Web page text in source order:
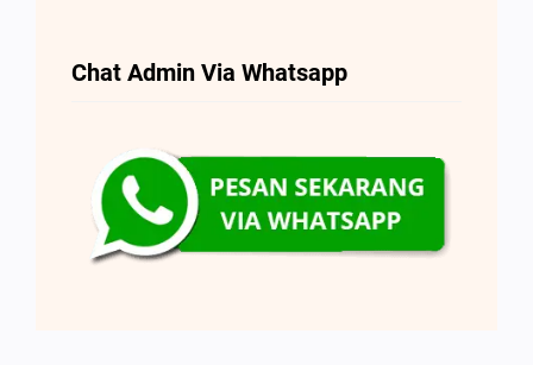
Chat Admin Via Whatsapp